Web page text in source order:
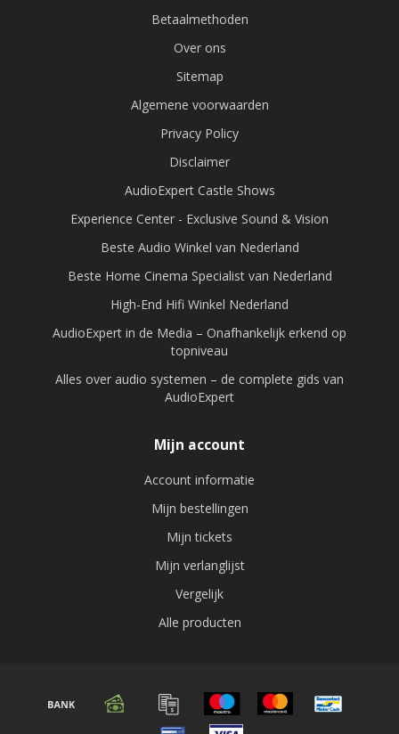
Betaalmethoden
Over ons
Sitemap
Algemene voorwaarden
Privacy Policy
Disclaimer
AudioExpert Castle Shows
Experience Center - Exclusive Sound & Vision
Beste Audio Winkel van Nederland
Beste Home Cinema Specialist van Nederland
High-End Hifi Winkel Nederland
AudioExpert in de Media – Onafhankelijk erkend op
topniveau
Alles over audio systemen – de complete gids van
AudioExpert
Mijn account
Account informatie
Mijn bestellingen
Mijn tickets
Mijn verlanglijst
Vergelijk
Alle producten